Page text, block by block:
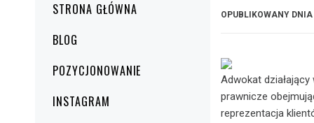
główneSTRONA GŁÓWNA
BLOG
POZYCJONOWANIE
INSTAGRAM
OPUBLIKOWANY DNIA
Adwokat
prawnicze
reprezentacja